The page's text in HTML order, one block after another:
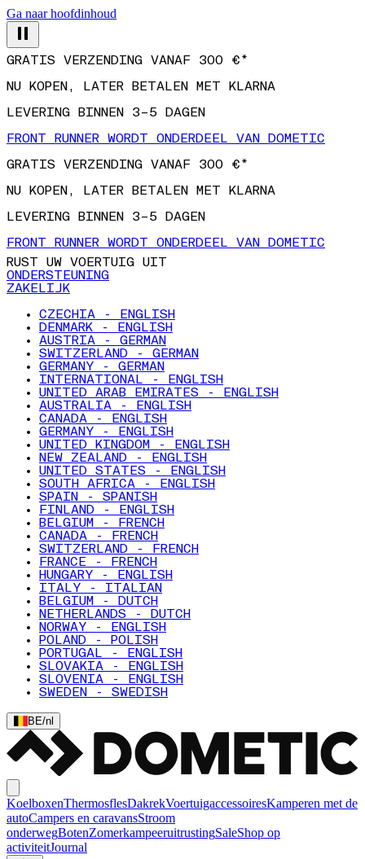
Ga naar hoofdinhoud
NU KOPEN, LATER BETALEN MET KLARNA
LEVERING BINNEN 3–5 DAGEN
FRONT RUNNER WORDT ONDERDEEL VAN DOMETIC
GRATIS VERZENDING VANAF 300 €*
NU KOPEN, LATER BETALEN MET KLARNA
LEVERING BINNEN 3–5 DAGEN
FRONT RUNNER WORDT ONDERDEEL VAN DOMETIC
RUST UW VOERTUIG UIT
ONDERSTEUNING
ZAKELIJK
CZECHIA - ENGLISH
DENMARK - ENGLISH
AUSTRIA - GERMAN
SWITZERLAND - GERMAN
GERMANY - GERMAN
INTERNATIONAL - ENGLISH
UNITED ARAB EMIRATES - ENGLISH
AUSTRALIA - ENGLISH
CANADA - ENGLISH
GERMANY - ENGLISH
UNITED KINGDOM - ENGLISH
NEW ZEALAND - ENGLISH
UNITED STATES - ENGLISH
SOUTH AFRICA - ENGLISH
SPAIN - SPANISH
FINLAND - ENGLISH
BELGIUM - FRENCH
CANADA - FRENCH
SWITZERLAND - FRENCH
FRANCE - FRENCH
HUNGARY - ENGLISH
ITALY - ITALIAN
BELGIUM - DUTCH
NETHERLANDS - DUTCH
NORWAY - ENGLISH
POLAND - POLISH
PORTUGAL - ENGLISH
SLOVAKIA - ENGLISH
SLOVENIA - ENGLISH
SWEDEN - SWEDISH
BE/nl
KoelboxenThermosflesDakrekVoertuigaccessoiresKamperen met de
autoCampers en caravansStroom
onderwegBotenZomerkampeeruitrustingSaleShop op
activiteitJournal